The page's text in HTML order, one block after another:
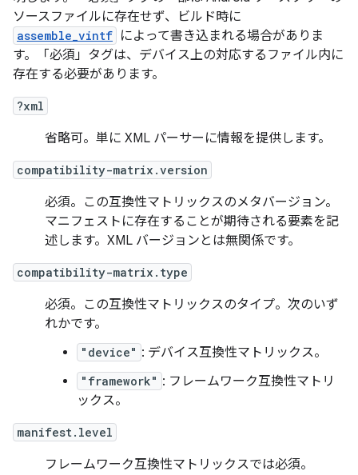
ソースファイルに存在せず、ビルド時に
assemble_vintf によって書き込まれる場合がありま
す。「必須」タグは、デバイス上の対応するファイル内に
存在する必要があります。
?xml
省略可。単に XML パーサーに情報を提供します。
compatibility-matrix.version
必須。この互換性マトリックスのメタバージョン。
マニフェストに存在することが期待される要素を記
述します。XML バージョンとは無関係です。
compatibility-matrix.type
必須。この互換性マトリックスのタイプ。次のいず
れかです。
"device" : デバイス互換性マトリックス。
"framework" : フレームワーク互換性マトリ
ックス。
manifest.level
フレームワーク互換性マトリックスでは必須。